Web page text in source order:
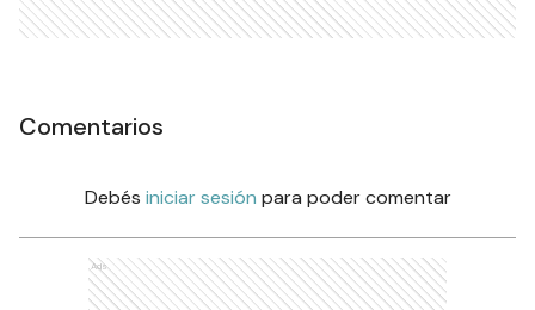
Comentarios
Debés iniciar sesión para poder comentar
Ads